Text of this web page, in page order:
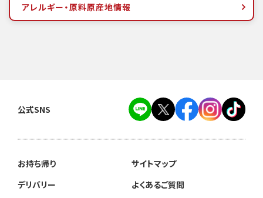
アレルギー・原料原産地情報
公式SNS
お持ち帰り
デリバリー
サイトマップ
よくあるご質問